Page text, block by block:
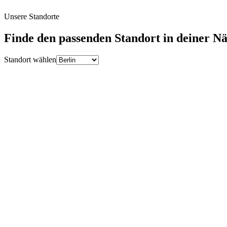
Unsere Standorte
Finde den passenden Standort in deiner
Standort wählen